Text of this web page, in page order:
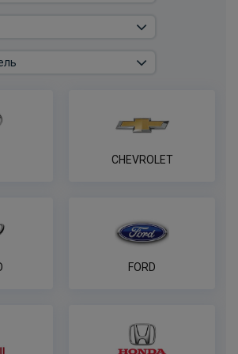
универсальный с блоком
ЗАКАЗ ОТ 14 ДНЕЙ
универсальной электрики
CHEVROLET
FORD